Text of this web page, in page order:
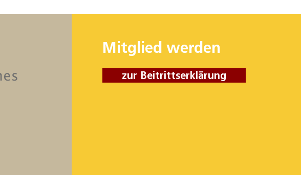
Mitglied werden
zur Beitrittserklärung